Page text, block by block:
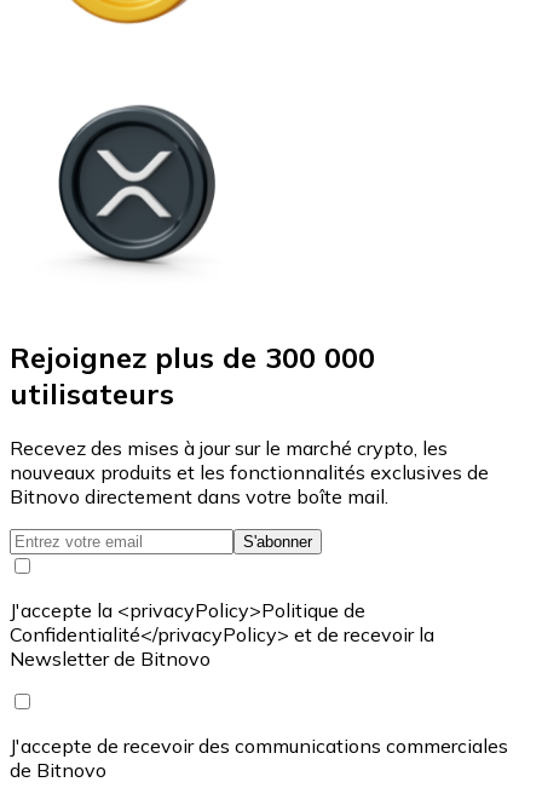
Rejoignez plus de 300 000
utilisateurs
Recevez des mises à jour sur le marché crypto, les
nouveaux produits et les fonctionnalités exclusives de
Bitnovo directement dans votre boîte mail.
S'abonner
J'accepte la <privacyPolicy>Politique de
Confidentialité</privacyPolicy> et de recevoir la
Newsletter de Bitnovo
J'accepte de recevoir des communications commerciales
de Bitnovo